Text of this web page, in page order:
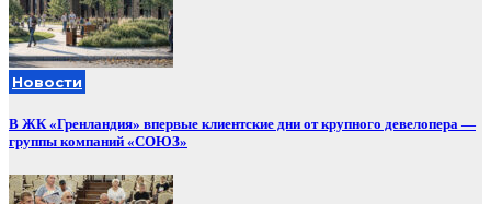
Новости
В ЖК «Гренландия» впервые клиентские дни от крупного девелопера —
группы компаний «СОЮЗ»